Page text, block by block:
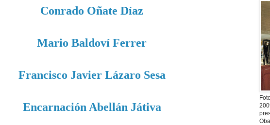
Conrado Oñate Díaz
Mario Baldoví Ferrer
Francisco Javier Lázaro Sesa
Encarnación Abellán Játiva